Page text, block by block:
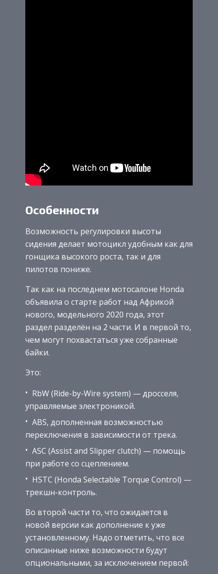
Особенности
Возможность регулировки высоты
сидения делает мотоцикл удобным как для
гонщика высокого роста, так и для
пилотов пониже.
Так как на последнем мотосалоне Honda
объявила о старте работ над Африкой
нового, модельного 2020 года, этот
раздел разделён на 2 части. И в первой то,
чем могут похвастаться уже собранные
байки.
Это:
RbW (Ride-by-Wire system) — дросселя,
управляемые электроникой.
ABS, дополненная возможностью
переключения в зависимости от трека.
ASC (Assist and Slipper clutch) — помощь
при работе со сцеплением.
HSTC (Honda Selectable Torque Control) —
трекшн-контроль.
Во второй части то, что ожидается в
новой версии как дополнение к уже
установленному. Надо отметить, что все
описанные ниже возможности будут
опциональными, за исключением первой: